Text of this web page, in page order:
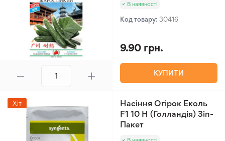
В наявності
Код товару: 30416
9.90 грн.
КУПИТИ
Хіт
Насіння Огірок Еколь
F1 10 Н (Голландія) Зіп-
Пакет